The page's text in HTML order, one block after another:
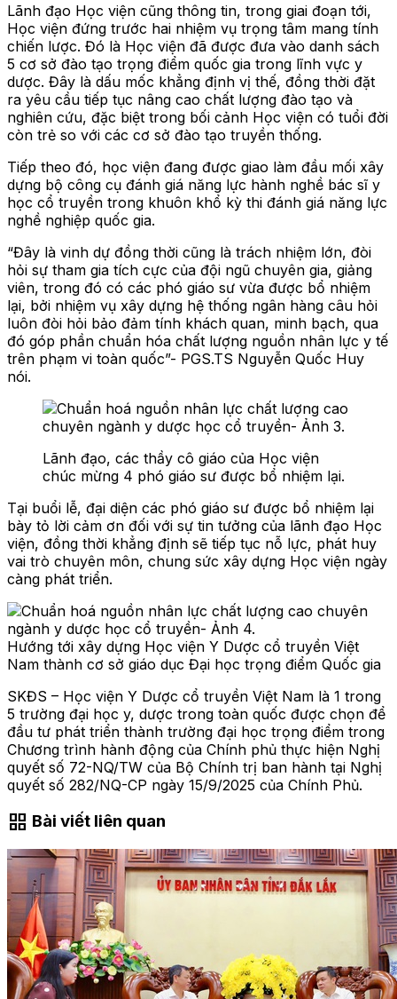
Lãnh đạo Học viện cũng thông tin, trong giai đoạn tới,
Học viện đứng trước hai nhiệm vụ trọng tâm mang tính
chiến lược. Đó là Học viện đã được đưa vào danh sách
5 cơ sở đào tạo trọng điểm quốc gia trong lĩnh vực y
dược. Đây là dấu mốc khẳng định vị thế, đồng thời đặt
ra yêu cầu tiếp tục nâng cao chất lượng đào tạo và
nghiên cứu, đặc biệt trong bối cảnh Học viện có tuổi đời
còn trẻ so với các cơ sở đào tạo truyền thống.
Tiếp theo đó, học viện đang được giao làm đầu mối xây
dựng bộ công cụ đánh giá năng lực hành nghề bác sĩ y
học cổ truyền trong khuôn khổ kỳ thi đánh giá năng lực
nghề nghiệp quốc gia.
“Đây là vinh dự đồng thời cũng là trách nhiệm lớn, đòi
hỏi sự tham gia tích cực của đội ngũ chuyên gia, giảng
viên, trong đó có các phó giáo sư vừa được bổ nhiệm
lại, bởi nhiệm vụ xây dựng hệ thống ngân hàng câu hỏi
luôn đòi hỏi bảo đảm tính khách quan, minh bạch, qua
đó góp phần chuẩn hóa chất lượng nguồn nhân lực y tế
trên phạm vi toàn quốc”- PGS.TS Nguyễn Quốc Huy
nói.
Lãnh đạo, các thầy cô giáo của Học viện
chúc mừng 4 phó giáo sư được bổ nhiệm lại.
Tại buổi lễ, đại diện các phó giáo sư được bổ nhiệm lại
bày tỏ lời cảm ơn đối với sự tin tưởng của lãnh đạo Học
viện, đồng thời khẳng định sẽ tiếp tục nỗ lực, phát huy
vai trò chuyên môn, chung sức xây dựng Học viện ngày
càng phát triển.
Hướng tới xây dựng Học viện Y Dược cổ truyền Việt
Nam thành cơ sở giáo dục Đại học trọng điểm Quốc gia
SKĐS – Học viện Y Dược cổ truyền Việt Nam là 1 trong
5 trường đại học y, dược trong toàn quốc được chọn để
đầu tư phát triển thành trường đại học trọng điểm trong
Chương trình hành động của Chính phủ thực hiện Nghị
quyết số 72-NQ/TW của Bộ Chính trị ban hành tại Nghị
quyết số 282/NQ-CP ngày 15/9/2025 của Chính Phủ.
grid_view Bài viết liên quan